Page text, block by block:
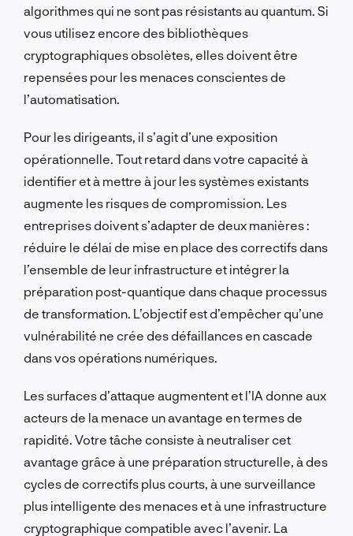
algorithmes qui ne sont pas résistants au quantum. Si
vous utilisez encore des bibliothèques
cryptographiques obsolètes, elles doivent être
repensées pour les menaces conscientes de
l’automatisation.
Pour les dirigeants, il s’agit d’une exposition
opérationnelle. Tout retard dans votre capacité à
identifier et à mettre à jour les systèmes existants
augmente les risques de compromission. Les
entreprises doivent s’adapter de deux manières :
réduire le délai de mise en place des correctifs dans
l’ensemble de leur infrastructure et intégrer la
préparation post-quantique dans chaque processus
de transformation. L’objectif est d’empêcher qu’une
vulnérabilité ne crée des défaillances en cascade
dans vos opérations numériques.
Les surfaces d’attaque augmentent et l’IA donne aux
acteurs de la menace un avantage en termes de
rapidité. Votre tâche consiste à neutraliser cet
avantage grâce à une préparation structurelle, à des
cycles de correctifs plus courts, à une surveillance
plus intelligente des menaces et à une infrastructure
cryptographique compatible avec l’avenir. La